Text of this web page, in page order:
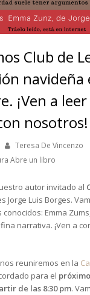
Club de
navideña
¡Ven a leer
nosotros!
Teresa De Vincenzo
Abre un libro
autor invitado al
Jorge Luis Borges.
Emma
narrativa. ¡Ven a
reuniremos en la
para el
de las 8:30 pm.